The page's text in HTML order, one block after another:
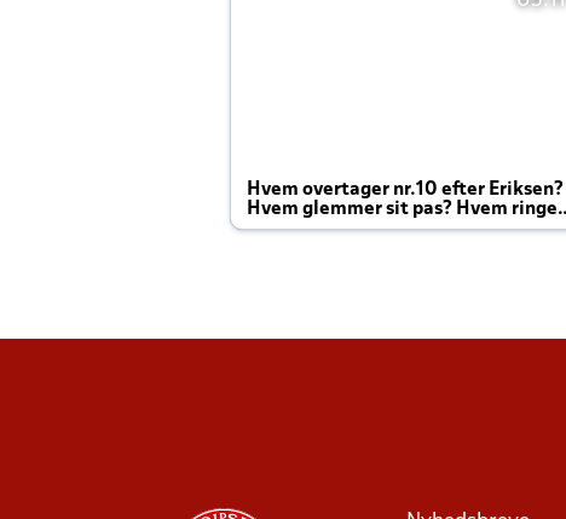
Hvem overtager nr.10 efter Eriksen?
Hvem glemmer sit pas? Hvem ringer
Joachim altid til efter kampe?